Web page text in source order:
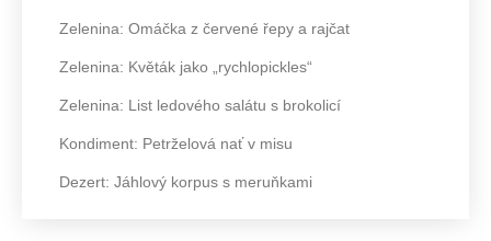
Zelenina: Omáčka z červené řepy a rajčat
Zelenina: Květák jako „rychlopickles“
Zelenina: List ledového salátu s brokolicí
Kondiment: Petrželová nať v misu
Dezert: Jáhlový korpus s meruňkami